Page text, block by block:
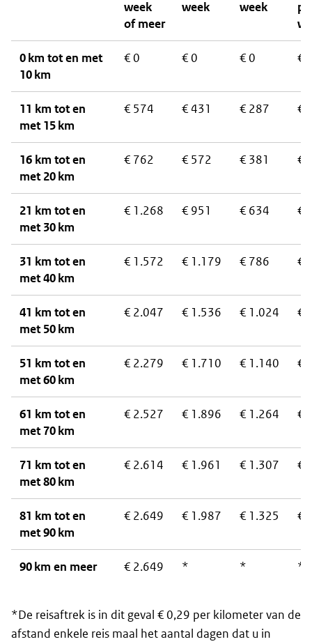
week
of meer
week
week
0 km tot en met
10 km
€ 0 € 0 € 0 €
11 km tot en
met 15 km
€ 574 € 431 € 287 €
16 km tot en
met 20 km
€ 762 € 572 € 381 €
21 km tot en
met 30 km
€ 1.268 € 951 € 634 €
31 km tot en
met 40 km
€ 1.572 € 1.179 € 786 €
41 km tot en
met 50 km
€ 2.047 € 1.536 € 1.024 €
51 km tot en
met 60 km
€ 2.279 € 1.710 € 1.140 €
61 km tot en
met 70 km
€ 2.527 € 1.896 € 1.264 €
71 km tot en
met 80 km
€ 2.614 € 1.961 € 1.307 €
81 km tot en
met 90 km
€ 2.649 € 1.987 € 1.325 €
90 km en meer € 2.649 * * *
*De reisaftrek is in dit geval € 0,29 per kilometer van de
afstand enkele reis maal het aantal dagen dat u in